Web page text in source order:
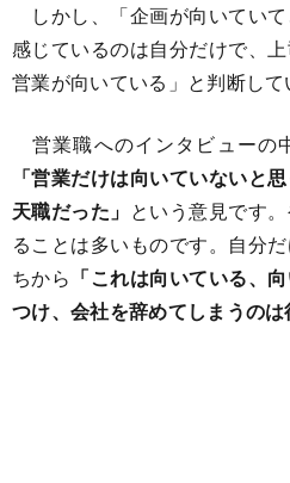
しかし、「企画が向いてい
感じているのは自分だけで、
営業が向いている」と判断して
営業職へのインタビューの
「営業だけは向いていないと
天職だった」 という意見です
ることは多いものです。自分
ちから 「これは向いている、
つけ、会社を辞めてしまうのは